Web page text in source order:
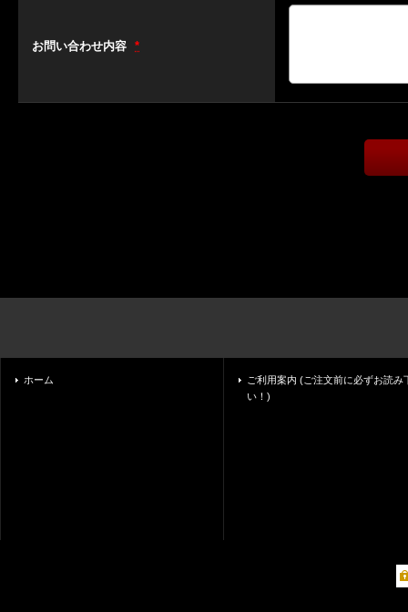
お問い合わせ内容 *
ホーム
ご利用案内 (ご注文前に必ずお読み
い！)